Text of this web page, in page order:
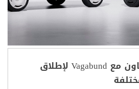
MINI تعلن عن تعاون مع Vagabund لإطلاق